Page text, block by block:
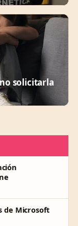
solicitarla
de Microsoft